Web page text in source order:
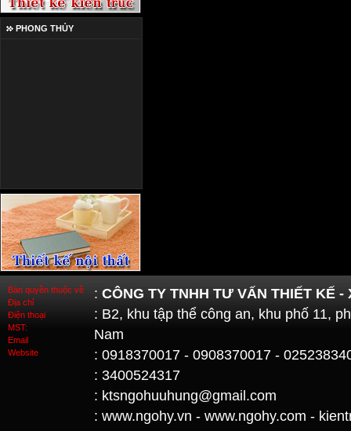
PHONG THỦY
Bản quyền thuộc về
Địa chỉ
Điện thoại
MST:
Email
Website
: CÔNG TY TNHH TƯ VẤN THIẾT KẾ -
: B2, khu tập thể công an, khu phố 11,
Nam
: 0918370017 - 0908370017 -
: 3400524317
: ktsngohuuhung@gmail.com
: www.ngohy.vn - www.ngohy.com -